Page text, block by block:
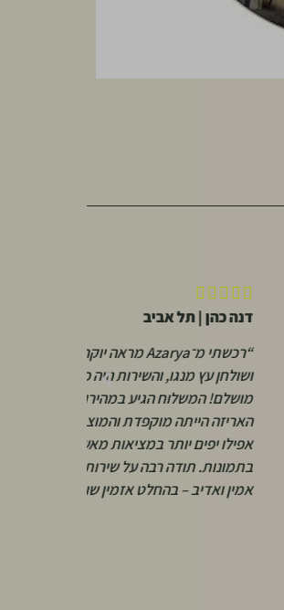


דנה כהן | תל אביב
“רכשתי מ־Azarya מראה יוקרתית
ושולחן עץ מנגו, והשירות היה פשוט
מושלם! המשלוח הגיע במהירות,
האריזה הייתה מוקפדת והמוצרים
אפילו יפים יותר במציאות מאשר
בתמונות. תודה רבה על שירות אישי,
אמין ואדיב – בהחלט אזמין שוב!”